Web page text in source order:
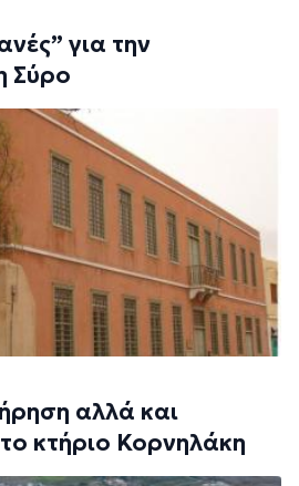
για την
Σύρο
αλλά και
κτήριο Κορνηλάκη